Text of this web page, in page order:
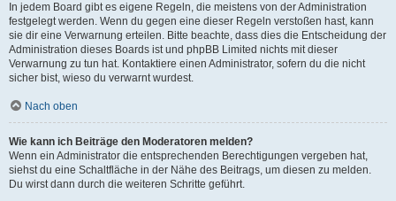
In jedem Board gibt es eigene Regeln, die meistens von der Administration
festgelegt werden. Wenn du gegen eine dieser Regeln verstoßen hast, kann
sie dir eine Verwarnung erteilen. Bitte beachte, dass dies die Entscheidung der
Administration dieses Boards ist und phpBB Limited nichts mit dieser
Verwarnung zu tun hat. Kontaktiere einen Administrator, sofern du die nicht
sicher bist, wieso du verwarnt wurdest.
Nach oben
Wie kann ich Beiträge den Moderatoren melden?
Wenn ein Administrator die entsprechenden Berechtigungen vergeben hat,
siehst du eine Schaltfläche in der Nähe des Beitrags, um diesen zu melden.
Du wirst dann durch die weiteren Schritte geführt.